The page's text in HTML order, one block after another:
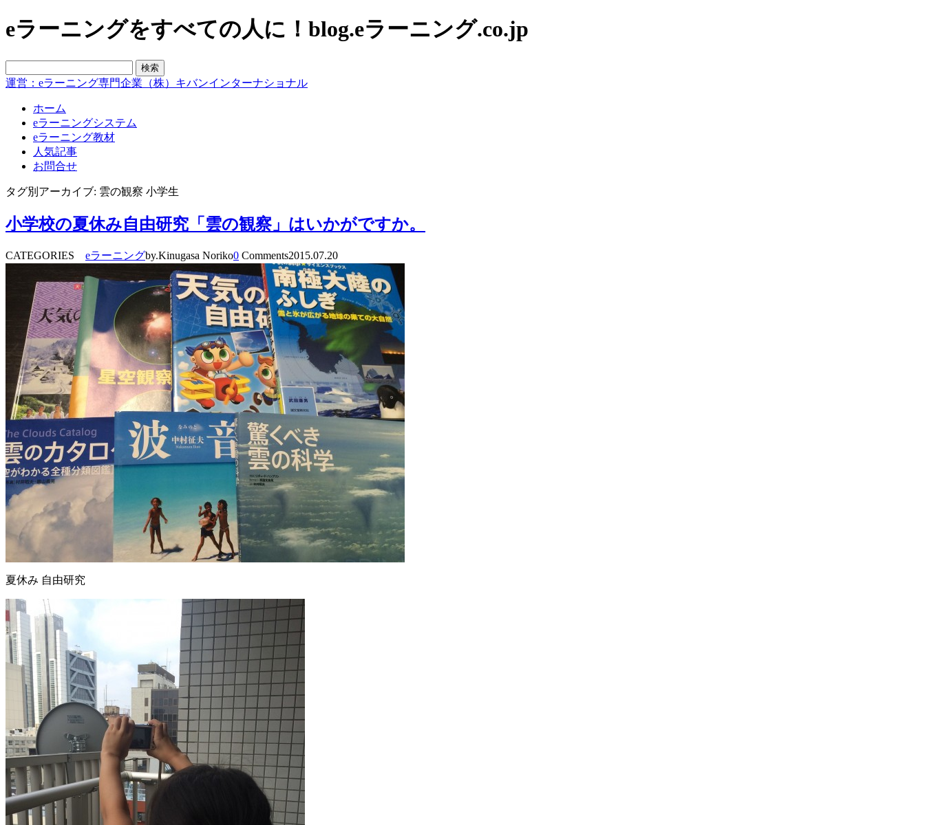
eラーニングをすべての人に！blog.eラーニング.co.jp
運営：eラーニング専門企業（株）キバンインターナショナル
ホーム
eラーニングシステム
eラーニング教材
人気記事
お問合せ
タグ別アーカイブ: 雲の観察 小学生
小学校の夏休み自由研究「雲の観察」はいかがですか。
CATEGORIES eラーニングby.Kinugasa Noriko0 Comments2015.07.20
夏休み 自由研究